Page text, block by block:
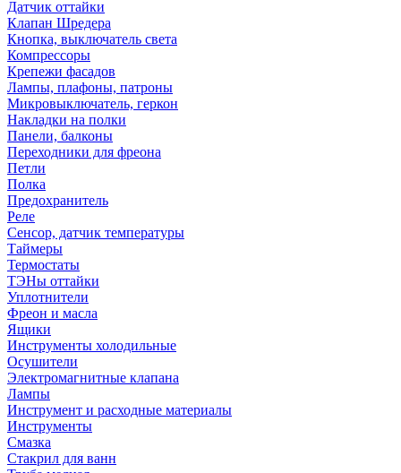
Датчик оттайки
Клапан Шредера
Кнопка, выключатель света
Компрессоры
Крепежи фасадов
Лампы, плафоны, патроны
Микровыключатель, геркон
Накладки на полки
Панели, балконы
Переходники для фреона
Петли
Полка
Предохранитель
Реле
Сенсор, датчик температуры
Таймеры
Термостаты
ТЭНы оттайки
Уплотнители
Фреон и масла
Ящики
Инструменты холодильные
Осушители
Электромагнитные клапана
Лампы
Инструмент и расходные материалы
Инструменты
Смазка
Стакрил для ванн